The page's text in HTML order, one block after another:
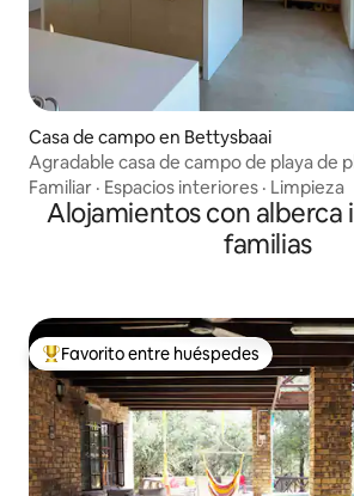
Casa de campo en Bettysbaai
Agradable casa de campo de playa de
Familiar · Espacios interiores · Limpieza
Alojamientos con alberca
familias
De los mejores en Favorito entre
Favorito entre huéspedes